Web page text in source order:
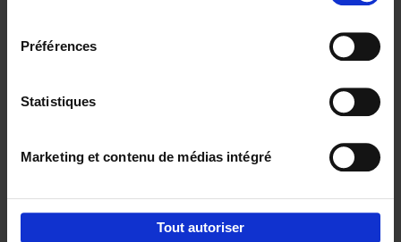
Préférences
Statistiques
Marketing et contenu de médias intégré
Tout autoriser
Digital marketing like a PRO -
completely revised edition (EN)